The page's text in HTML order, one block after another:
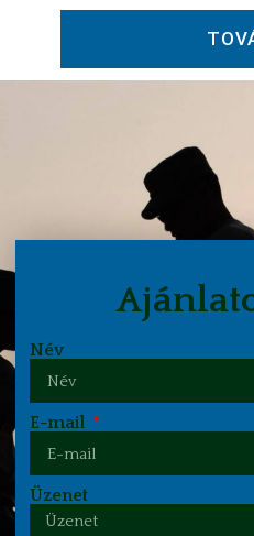
Név
E-mail
Üzenet